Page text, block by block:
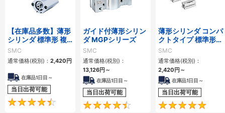
【在庫品多数】薄形
シリンダ 標準形 複
動・片ロッド CQ2
シリーズ
SMC
通常価格(税別)： 2,420 円
在庫品1日目～
当日出荷可能
4.5
ガイド付薄形シリン
ダ MGPシリーズ
SMC
通常価格(税別)：
13,126円 ～
在庫品1日目～
当日出荷可能
4.6
薄形シリンダ コンパ
クトタイプ 標準形
複動 片ロッド CQS
シリーズ
SMC
通常価格(税別)：
2,420 円 ～
在庫品1日目～
当日出荷可能